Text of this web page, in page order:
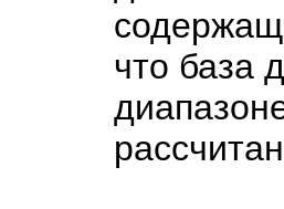
что база